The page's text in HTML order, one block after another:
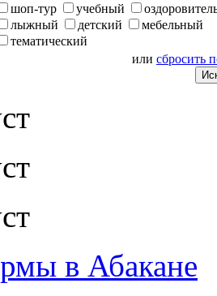
шоп-тур
учебный
лыжный
детский
мебельный
тематический
или сбросить
в Абакане